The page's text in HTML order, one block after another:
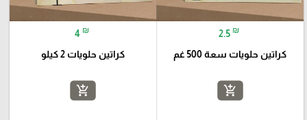
2.5 ₪
كراتين حلويات سعة 500 غم
add_shopping_cart
4 ₪
كراتين حلويات 2 كيلو
add_shopping_cart